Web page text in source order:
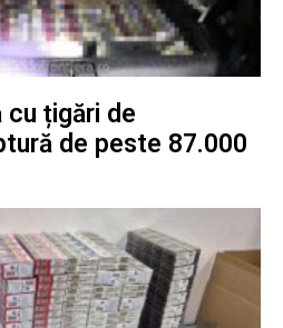
cu țigări de
de peste 87.000